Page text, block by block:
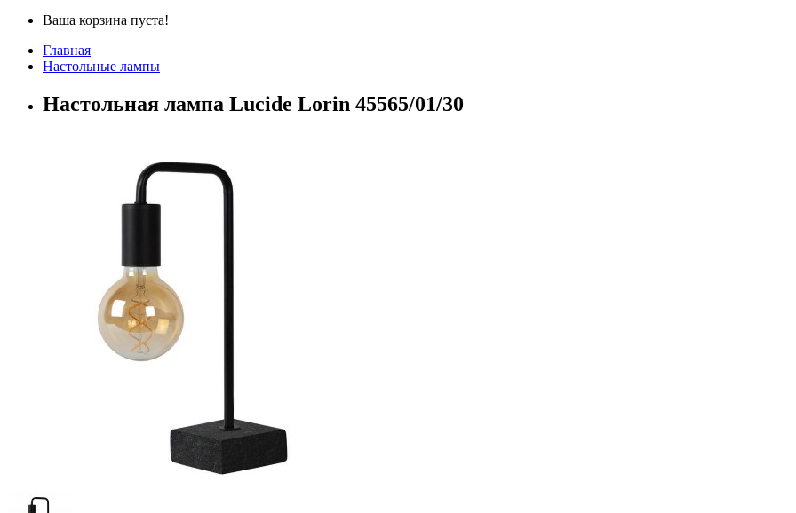
Ваша корзина пуста!
Главная
Настольные лампы
Настольная лампа Lucide Lorin 45565/01/30